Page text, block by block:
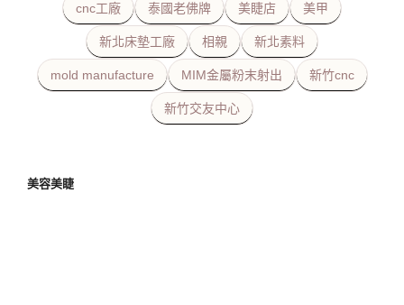
cnc工廠 泰國老佛牌 美睫店 美甲
新北床墊工廠 相親 新北素料
mold manufacture MIM金屬粉末射出 新竹cnc
新竹交友中心
美容美睫